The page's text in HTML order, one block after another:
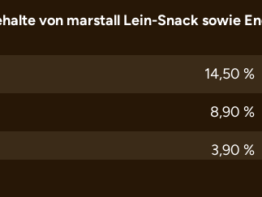
von marstall Lein-Snack sowie
14,50 %
8,90 %
3,90 %